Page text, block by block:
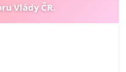
Vlády ČR.